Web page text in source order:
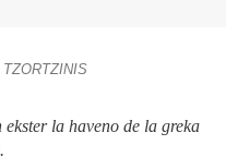
la haveno de la greka